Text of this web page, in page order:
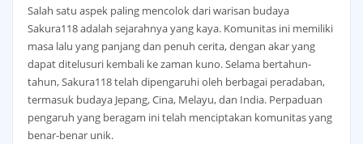
Salah satu aspek paling mencolok dari warisan budaya
Sakura118 adalah sejarahnya yang kaya. Komunitas ini memiliki
masa lalu yang panjang dan penuh cerita, dengan akar yang
dapat ditelusuri kembali ke zaman kuno. Selama bertahun-
tahun, Sakura118 telah dipengaruhi oleh berbagai peradaban,
termasuk budaya Jepang, Cina, Melayu, dan India. Perpaduan
pengaruh yang beragam ini telah menciptakan komunitas yang
benar-benar unik.